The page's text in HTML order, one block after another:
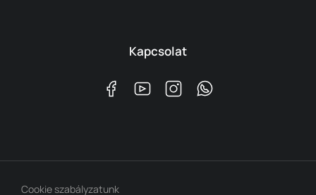
Kapcsolat
Cookie szabályzatunk